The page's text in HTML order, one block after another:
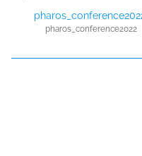
pharos_conference2022